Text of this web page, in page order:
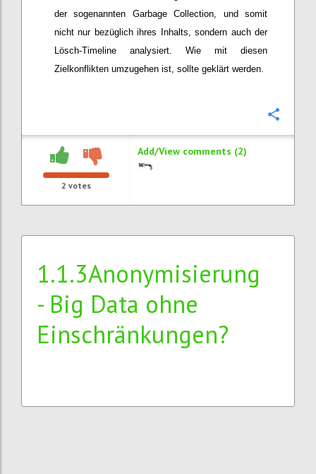
der sogenannten Garbage Collection, und somit
nicht nur bezüglich ihres Inhalts, sondern auch der
Lösch-Timeline analysiert. Wie mit diesen
Zielkonflikten umzugehen ist, sollte geklärt werden.
2 votes
Add/View comments (2)
1.1.3Anonymisierung
- Big Data ohne
Einschränkungen?